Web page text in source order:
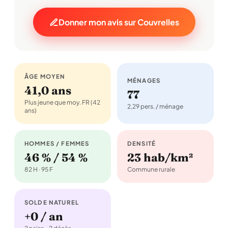
Donner mon avis sur Couvrelles
ÂGE MOYEN
41,0 ans
Plus jeune que moy. FR (42
ans)
MÉNAGES
77
2,29 pers. / ménage
HOMMES / FEMMES
46 % / 54 %
82 H · 95 F
DENSITÉ
23 hab/km²
Commune rurale
SOLDE NATUREL
+0 / an